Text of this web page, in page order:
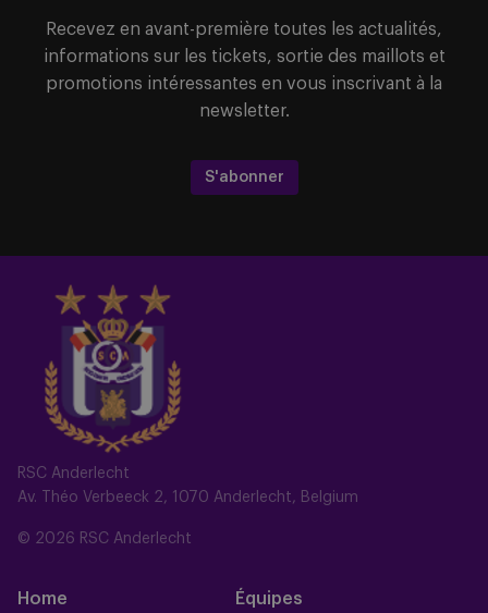
RSC Anderlecht
Av. Théo Verbeeck 2, 1070 Anderlecht, Belgium
© 2026 RSC Anderlecht
Home Équipes
Recevez en avant-première toutes les actualités,
informations sur les tickets, sortie des maillots et
promotions intéressantes en vous inscrivant à la
newsletter.
S'abonner